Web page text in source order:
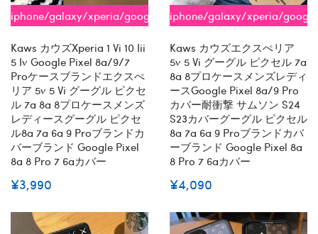
iphone/galaxy/xperia/google
Kaws カウズxperia 1 Vi 10 Iii
5 Iv Google Pixel 8a/9/7
Proケースブランドエクスぺ
リア 5v 5 Vi グーグル ピクセ
ル 7a 8a 8プロケースメンズ
レディースグーグル ピクセ
ル8a 7a 6a 9 Proブランドカ
バーブランド Google Pixel
8a 8 Pro 7 6aカバー
¥3,990
iphone/galaxy/xperia/google
Kaws カウズエクスぺリア
5v 5 Vi グーグル ピクセル 7a
8a 8プロケースメンズレディ
ースGoogle Pixel 8a/9 Pro
カバー耐衝撃 サムソン S24
S23カバーグーグル ピクセル
8a 7a 6a 9 Proブランドカバ
ーブランド Google Pixel 8a
8 Pro 7 6aカバー
¥4,090